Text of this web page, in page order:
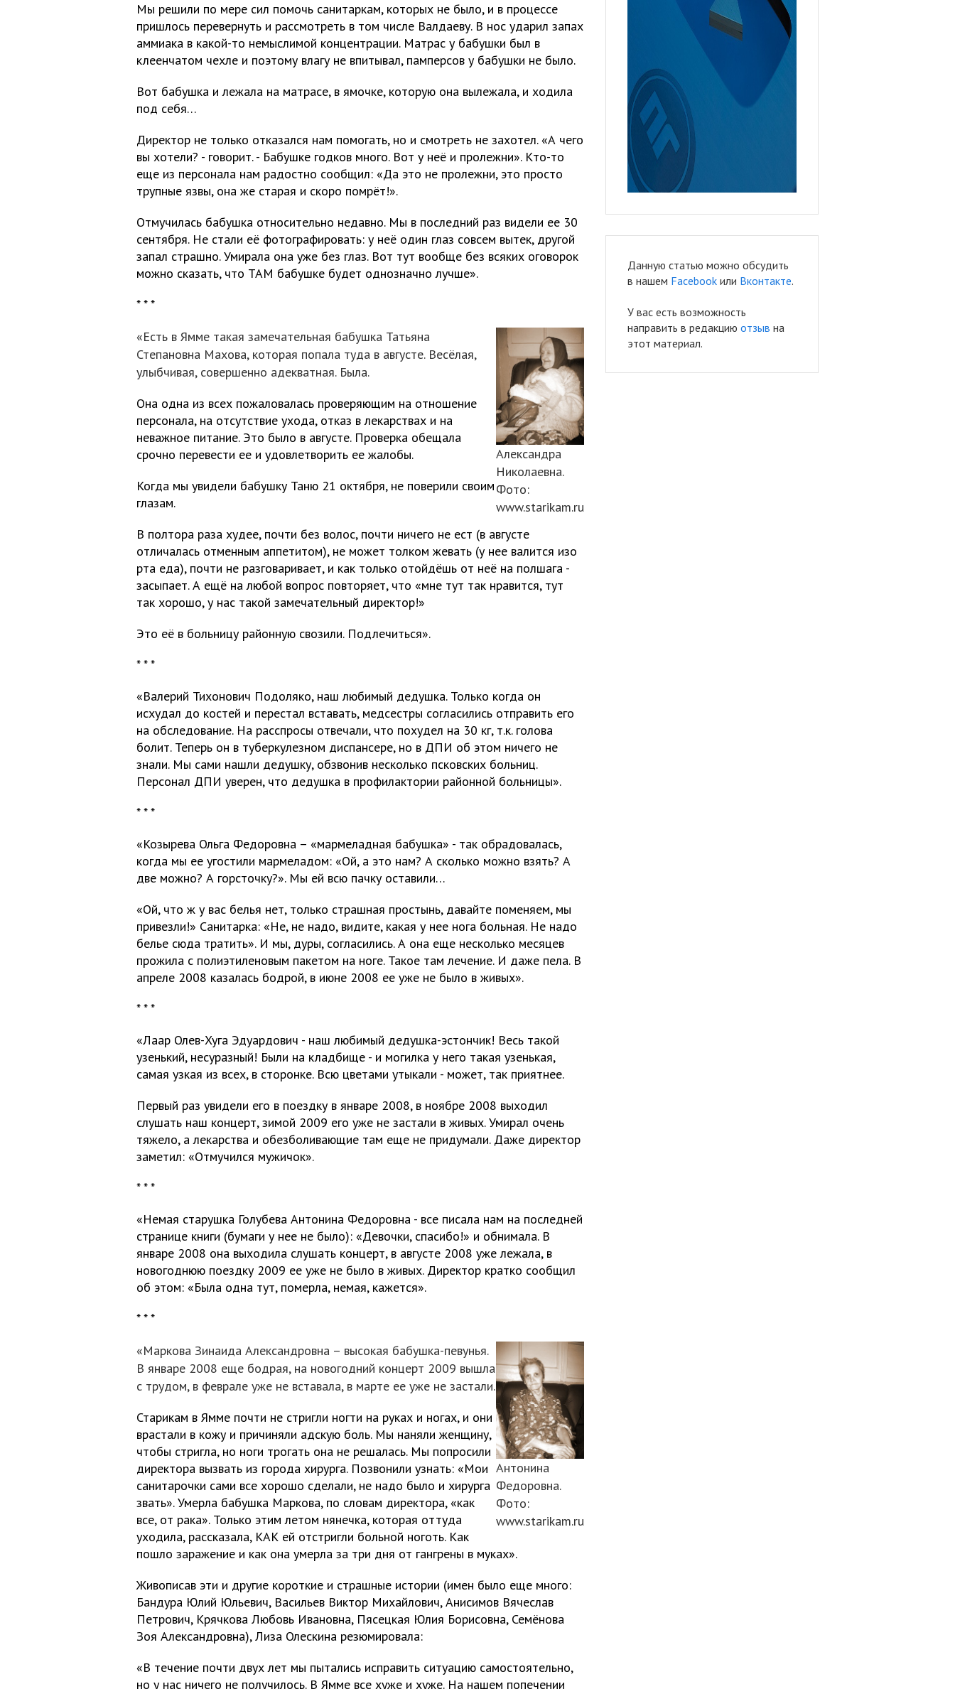
Мы решили по мере сил помочь санитаркам, которых не было, и в процессе
пришлось перевернуть и рассмотреть в том числе Валдаеву. В нос ударил запах
аммиака в какой-то немыслимой концентрации. Матрас у бабушки был в
клеенчатом чехле и поэтому влагу не впитывал, памперсов у бабушки не было.
Вот бабушка и лежала на матрасе, в ямочке, которую она вылежала, и ходила
под себя…
Директор не только отказался нам помогать, но и смотреть не захотел. «А чего
вы хотели? - говорит. - Бабушке годков много. Вот у неё и пролежни». Кто-то
еще из персонала нам радостно сообщил: «Да это не пролежни, это просто
трупные язвы, она же старая и скоро помрёт!».
Отмучилась бабушка относительно недавно. Мы в последний раз видели ее 30
сентября. Не стали её фотографировать: у неё один глаз совсем вытек, другой
запал страшно. Умирала она уже без глаз. Вот тут вообще без всяких оговорок
можно сказать, что ТАМ бабушке будет однозначно лучше».
* * *
Александра
Николаевна.
Фото:
www.starikam.ru
«Есть в Ямме такая замечательная бабушка Татьяна
Степановна Махова, которая попала туда в августе. Весёлая,
улыбчивая, совершенно адекватная. Была.
Она одна из всех пожаловалась проверяющим на отношение
персонала, на отсутствие ухода, отказ в лекарствах и на
неважное питание. Это было в августе. Проверка обещала
срочно перевести ее и удовлетворить ее жалобы.
Когда мы увидели бабушку Таню 21 октября, не поверили своим
глазам.
В полтора раза худее, почти без волос, почти ничего не ест (в августе
отличалась отменным аппетитом), не может толком жевать (у нее валится изо
рта еда), почти не разговаривает, и как только отойдёшь от неё на полшага -
засыпает. А ещё на любой вопрос повторяет, что «мне тут так нравится, тут
так хорошо, у нас такой замечательный директор!»
Это её в больницу районную свозили. Подлечиться».
* * *
«Валерий Тихонович Подоляко, наш любимый дедушка. Только когда он
исхудал до костей и перестал вставать, медсестры согласились отправить его
на обследование. На расспросы отвечали, что похудел на 30 кг, т.к. голова
болит. Теперь он в туберкулезном диспансере, но в ДПИ об этом ничего не
знали. Мы сами нашли дедушку, обзвонив несколько псковских больниц.
Персонал ДПИ уверен, что дедушка в профилактории районной больницы».
* * *
«Козырева Ольга Федоровна – «мармеладная бабушка» - так обрадовалась,
когда мы ее угостили мармеладом: «Ой, а это нам? А сколько можно взять? А
две можно? А горсточку?». Мы ей всю пачку оставили…
«Ой, что ж у вас белья нет, только страшная простынь, давайте поменяем, мы
привезли!» Санитарка: «Не, не надо, видите, какая у нее нога больная. Не надо
белье сюда тратить». И мы, дуры, согласились. А она еще несколько месяцев
прожила с полиэтиленовым пакетом на ноге. Такое там лечение. И даже пела. В
апреле 2008 казалась бодрой, в июне 2008 ее уже не было в живых».
* * *
«Лаар Олев-Хуга Эдуардович - наш любимый дедушка-эстончик! Весь такой
узенький, несуразный! Были на кладбище - и могилка у него такая узенькая,
самая узкая из всех, в сторонке. Всю цветами утыкали - может, так приятнее.
Первый раз увидели его в поездку в январе 2008, в ноябре 2008 выходил
слушать наш концерт, зимой 2009 его уже не застали в живых. Умирал очень
тяжело, а лекарства и обезболивающие там еще не придумали. Даже директор
заметил: «Отмучился мужичок».
* * *
«Немая старушка Голубева Антонина Федоровна - все писала нам на последней
странице книги (бумаги у нее не было): «Девочки, спасибо!» и обнимала. В
январе 2008 она выходила слушать концерт, в августе 2008 уже лежала, в
новогоднюю поездку 2009 ее уже не было в живых. Директор кратко сообщил
об этом: «Была одна тут, померла, немая, кажется».
* * *
Антонина
Федоровна.
Фото:
www.starikam.ru
«Маркова Зинаида Александровна – высокая бабушка-певунья.
В январе 2008 еще бодрая, на новогодний концерт 2009 вышла
с трудом, в феврале уже не вставала, в марте ее уже не застали.
Старикам в Ямме почти не стригли ногти на руках и ногах, и они
врастали в кожу и причиняли адскую боль. Мы наняли женщину,
чтобы стригла, но ноги трогать она не решалась. Мы попросили
директора вызвать из города хирурга. Позвонили узнать: «Мои
санитарочки сами все хорошо сделали, не надо было и хирурга
звать». Умерла бабушка Маркова, по словам директора, «как
все, от рака». Только этим летом нянечка, которая оттуда
уходила, рассказала, КАК ей отстригли больной ноготь. Как
пошло заражение и как она умерла за три дня от гангрены в муках».
Живописав эти и другие короткие и страшные истории (имен было еще много:
Бандура Юлий Юльевич, Васильев Виктор Михайлович, Анисимов Вячеслав
Петрович, Крячкова Любовь Ивановна, Пясецкая Юлия Борисовна, Семёнова
Зоя Александровна), Лиза Олескина резюмировала:
«В течение почти двух лет мы пытались исправить ситуацию самостоятельно,
но у нас ничего не получилось. В Ямме все хуже и хуже. На нашем попечении
Данную статью можно обсудить
в нашем Facebook или Вконтакте.
У вас есть возможность
направить в редакцию отзыв на
этот материал.